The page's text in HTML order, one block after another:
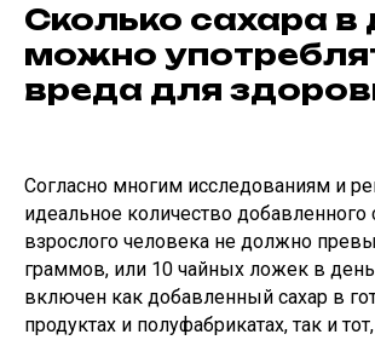
Сколько сахара в
можно
вреда для
Согласно многим исследованиям и
идеальное количество добавленного
взрослого человека не должно
граммов, или 10 чайных ложек в
включен как добавленный сахар в
продуктах и полуфабрикатах, так и